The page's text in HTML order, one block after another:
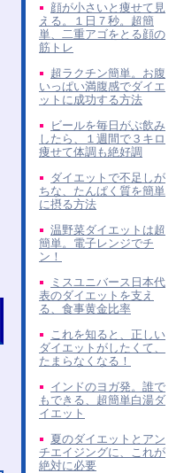
顔が小さいと痩せて見
える。１日７秒。超簡
単、二重アゴをとる顔の
筋トレ
超ラクチン簡単。お腹
いっぱい満腹感でダイエ
ットに成功する方法
ビールを毎日がぶ飲み
したら、１週間で３キロ
痩せて体調も絶好調
ダイエットで不足しが
ちな、たんぱく質を簡単
に摂る方法
温野菜ダイエットは超
簡単。電子レンジでチ
ン！
ミスユニバース日本代
表のダイエットを支え
る、食事黄金比率
これを知ると、正しい
ダイエットがしたくて、
たまらなくなる！
インドのヨガ発。誰で
もできる、超簡単白湯ダ
イエット
夏のダイエットとアン
チエイジングに、これが
絶対に必要